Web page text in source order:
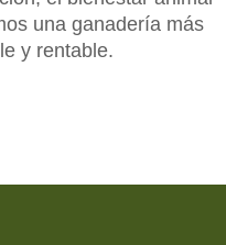
una ganadería más
y rentable.